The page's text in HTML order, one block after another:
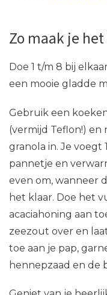
Zo maak je
Doe 1 t/m 8 bij
een mooie gladde
Gebruik een
(vermijd Teflon!) en
granola in. Je voegt
pannetje en
even om, wanneer
het klaar. Doe het
acaciahoning aan
zeezout over en
toe aan je pap,
hennepzaad en de